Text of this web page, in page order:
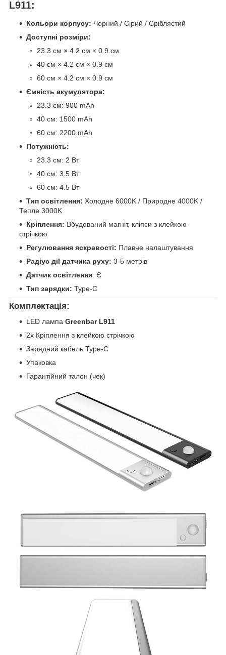
L911:
Кольори корпусу: Чорний / Сірий / Сріблястий
Доступні розміри:
23.3 см × 4.2 см × 0.9 см
40 см × 4.2 см × 0.9 см
60 см × 4.2 см × 0.9 см
Ємність акумулятора:
23.3 см: 900 mAh
40 см: 1500 mAh
60 см: 2200 mAh
Потужність:
23.3 см: 2 Вт
40 см: 3.5 Вт
60 см: 4.5 Вт
Тип освітлення: Холодне 6000K / Природне 4000K /
Тепле 3000K
Кріплення: Вбудований магніт, кліпси з клейкою
стрічкою
Регулювання яскравості: Плавне налаштування
Радіус дії датчика руху: 3-5 метрів
Датчик освітлення: Є
Тип зарядки: Type-C
Комплектація:
LED лампа Greenbar L911
2x Кріплення з клейкою стрічкою
Зарядний кабель Type-C
Упаковка
Гарантійний талон (чек)